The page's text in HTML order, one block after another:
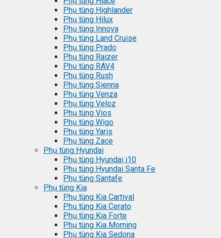
Phụ tùng Highlander
Phụ tùng Hilux
Phụ tùng Innova
Phụ tùng Land Cruise
Phụ tùng Prado
Phụ tùng Raizer
Phụ tùng RAV4
Phụ tùng Rush
Phụ tùng Sienna
Phụ tùng Venza
Phụ tùng Veloz
Phụ tùng Vios
Phụ tùng Wigo
Phụ tùng Yaris
Phụ tùng Zace
Phụ tùng Hyundai
Phụ tùng Hyundai i10
Phụ tùng Hyundai Santa Fe
Phụ tùng Santafe
Phụ tùng Kia
Phụ tùng Kia Cartival
Phụ tùng Kia Cerato
Phụ tùng Kia Forte
Phụ tùng Kia Morning
Phụ tùng Kia Sedona